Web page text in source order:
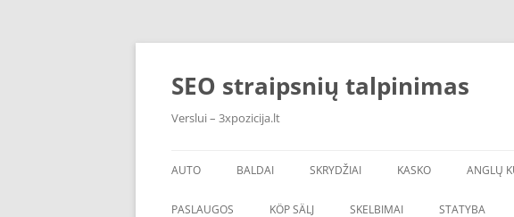
Skip
SEO straipsnių talpinimas
Verslui – 3xpozicija.lt
AUTO BALDAI SKRYDŽIAI KASKO ANGLŲ
PASLAUGOS KÖP SÄLJ SKELBIMAI STATYBA